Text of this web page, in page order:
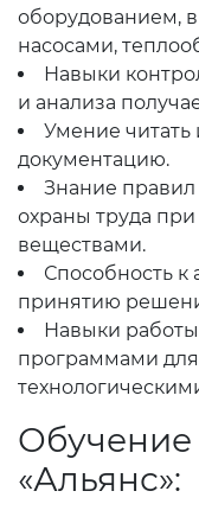
оборудованием,
насосами,
Навыки
и анализа
Умение читать
документацию.
Знание правил
охраны труда
веществами.
Способность
принятию
Навыки
программами
Обучение
«Альянс»: